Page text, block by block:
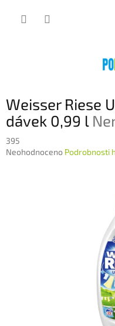
Weisser Riese
dávek 0,99 l
395
Průměrné
Neohodnoceno Podrobnosti